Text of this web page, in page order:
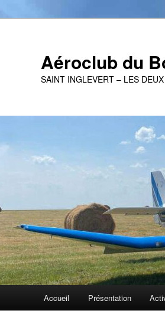
Aéroclub du
SAINT INGLEVERT – LES
Accueil Présentation